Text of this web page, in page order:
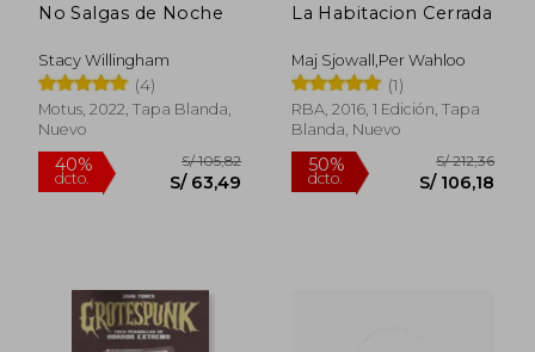
dcto. S/ 78,08 dcto. S/
No Salgas de Noche
Stacy Willingham
(4)
Motus, 2022, Tapa Blanda,
Nuevo
La Habitacion Cerrada
Maj Sjowall,Per Wahloo
(1)
RBA, 2016, 1 Edición, Tapa
Blanda, Nuevo